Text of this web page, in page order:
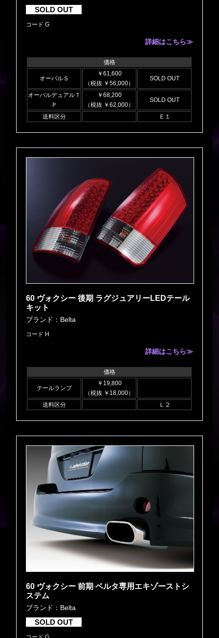
SOLD OUT
コード G
詳細はこちら≫
価格
オーバルＳ
￥61,600
（税抜 ￥56,000）
SOLD OUT
オーバルデュアルＴ
Ｐ
￥68,200
（税抜 ￥62,000）
SOLD OUT
送料区分 Ｅ１
60 ヴォクシー 後期 ラグジュアリーLEDテール
キット
ブランド：Belta
コード H
詳細はこちら≫
価格
テールランプ
￥19,800
（税抜 ￥18,000）
送料区分
Ｌ２
60 ヴォクシー 前期 ベルタ専用エキゾーストシ
ステム
ブランド：Belta
SOLD OUT